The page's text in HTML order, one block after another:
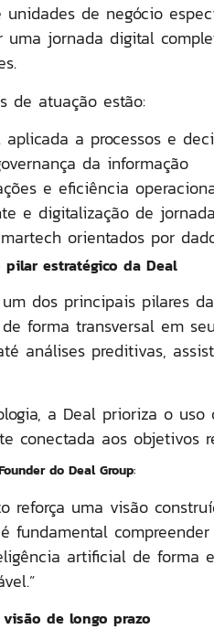
unidades de negócio
uma jornada digital
de atuação estão:
a processos e
da informação
e eficiência
e digitalização de
orientados por
estratégico da Deal
dos principais pilares
forma transversal em
análises preditivas,
a Deal prioriza o uso
conectada aos objetivos
do Deal Group:
reforça uma visão
fundamental
artificial de forma
de longo prazo